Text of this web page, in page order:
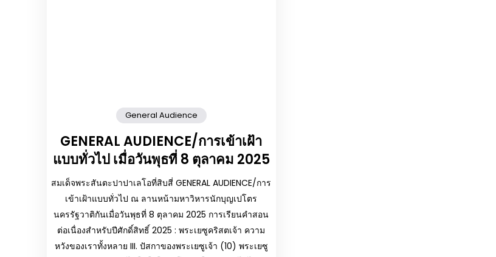
General Audience
GENERAL AUDIENCE/การเข้าเฝ้า
แบบทั่วไป เมื่อวันพุธที่ 8 ตุลาคม 2025
สมเด็จพระสันตะปาปาเลโอที่สิบสี่ GENERAL AUDIENCE/การ
เข้าเฝ้าแบบทั่วไป ณ ลานหน้ามหาวิหารนักบุญเปโตร
นครรัฐวาติกันเมื่อวันพุธที่ 8 ตุลาคม 2025 การเรียนคำสอน
ต่อเนื่องสำหรับปีศักดิ์สิทธิ์ 2025 : พระเยซูคริสตเจ้า ความ
หวังของเราทั้งหลาย III. ปัสกาของพระเยซูเจ้า (10) พระเยซู